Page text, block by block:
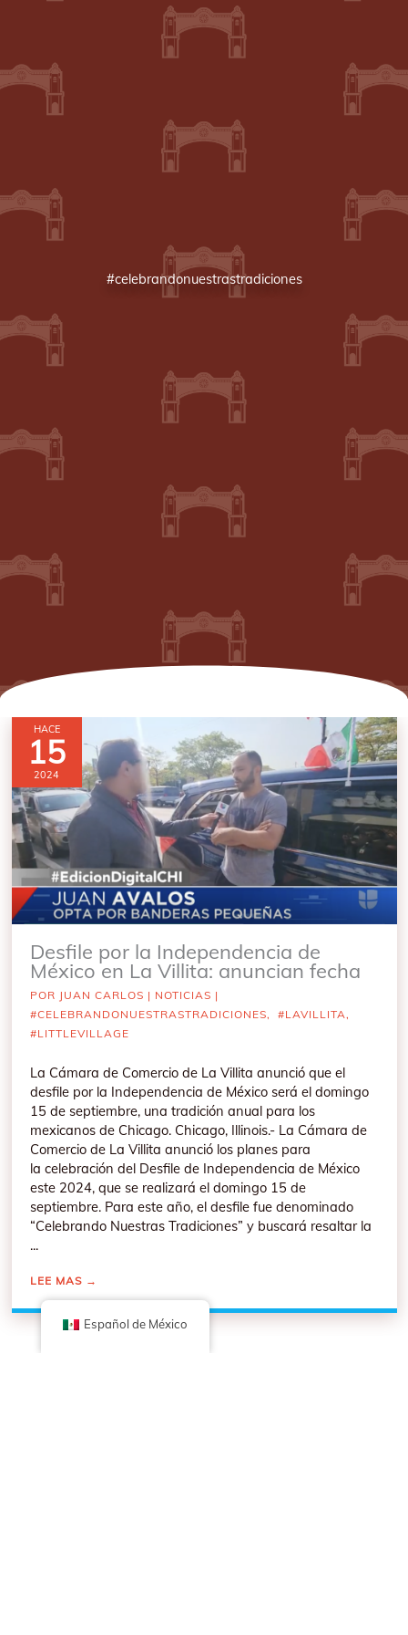
#celebrandonuestrastradiciones
HACE
15
2024
Desfile por la Independencia de
México en La Villita: anuncian fecha
POR JUAN CARLOS | NOTICIAS |
#CELEBRANDONUESTRASTRADICIONES, #LAVILLITA,
#LITTLEVILLAGE
La Cámara de Comercio de La Villita anunció que el
desfile por la Independencia de México será el domingo
15 de septiembre, una tradición anual para los
mexicanos de Chicago. Chicago, Illinois.- La Cámara de
Comercio de La Villita anunció los planes para
la celebración del Desfile de Independencia de México
este 2024, que se realizará el domingo 15 de
septiembre. Para este año, el desfile fue denominado
“Celebrando Nuestras Tradiciones” y buscará resaltar la
...
LEE MAS →
Español de México